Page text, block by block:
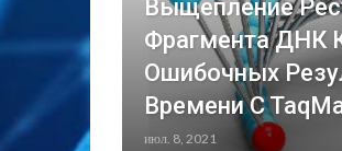
Выщепление
Фрагмента ДНК
Ошибочных
Времени C
июл. 8, 2021